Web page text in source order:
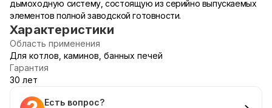
дымоходную систему, состоящую из серийно выпускаемых
элементов полной заводской готовности.
Характеристики
Область применения
Для котлов, каминов, банных печей
Гарантия
30 лет
Есть вопрос?